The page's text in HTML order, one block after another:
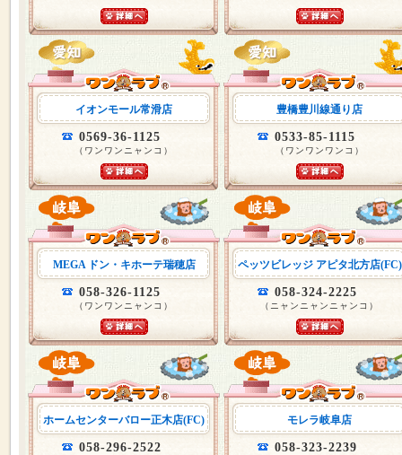
イオンモール常滑店
0569-36-1125
（ワンワンニャンコ）
豊橋豊川線通り店
0533-85-1115
（ワンワンワンコ）
MEGA ドン・キホーテ瑞穂店
058-326-1125
（ワンワンニャンコ）
ペッツビレッジ アピタ北方店(FC)
058-324-2225
（ニャンニャンニャンコ）
ホームセンターバロー正木店(FC)
058-296-2522
モレラ岐阜店
058-323-2239